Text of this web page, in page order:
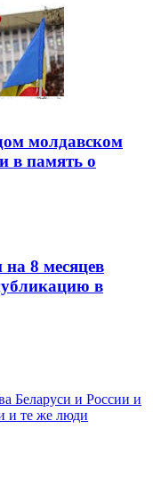
молдавском
в память о
8 месяцев
в
Беларуси и России и
и те же люди